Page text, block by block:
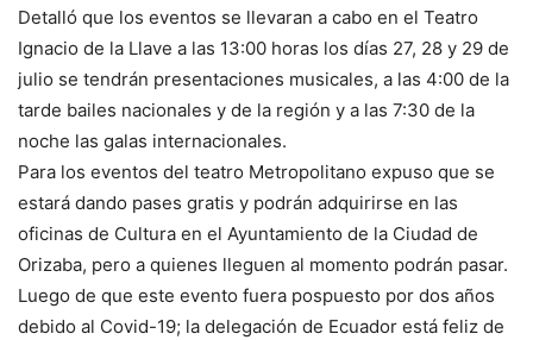
Detalló que los eventos se llevaran a cabo en el Teatro
Ignacio de la Llave a las 13:00 horas los días 27, 28 y 29 de
julio se tendrán presentaciones musicales, a las 4:00 de la
tarde bailes nacionales y de la región y a las 7:30 de la
noche las galas internacionales.
Para los eventos del teatro Metropolitano expuso que se
estará dando pases gratis y podrán adquirirse en las
oficinas de Cultura en el Ayuntamiento de la Ciudad de
Orizaba, pero a quienes lleguen al momento podrán pasar.
Luego de que este evento fuera pospuesto por dos años
debido al Covid-19; la delegación de Ecuador está feliz de